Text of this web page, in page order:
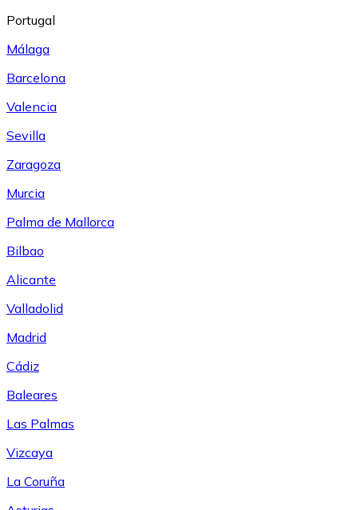
Portugal
Málaga
Barcelona
Valencia
Sevilla
Zaragoza
Murcia
Palma de Mallorca
Bilbao
Alicante
Valladolid
Madrid
Cádiz
Baleares
Las Palmas
Vizcaya
La Coruña